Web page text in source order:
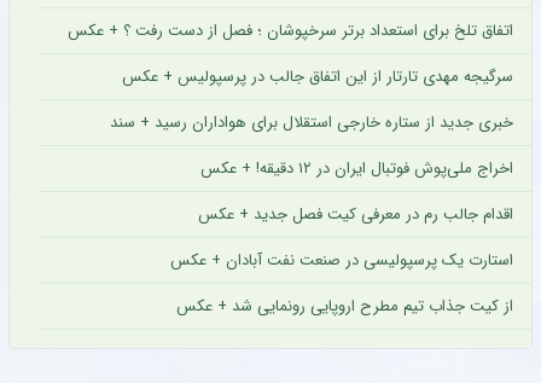
اتفاق تلخ برای استعداد برتر سرخپوشان ؛ فصل از دست رفت ؟ + عکس
سرگیجه مهدی تارتار از این اتفاق جالب در پرسپولیس + عکس
خبری جدید از ستاره خارجی استقلال برای هواداران رسید + سند
اخراج ملی‌پوش فوتبال ایران در ۱۲ دقیقه! + عکس
اقدام جالب رم در معرفی کیت فصل جدید + عکس
استارت یک پرسپولیسی در صنعت نفت آبادان + عکس
از کیت جذاب تیم مطرح اروپایی رونمایی شد + عکس